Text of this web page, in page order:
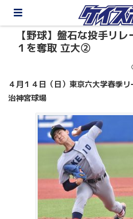
【野球】盤石な投手リ
１を奪取 立大②
４月１４日（日）東京六大学春季
治神宮球場